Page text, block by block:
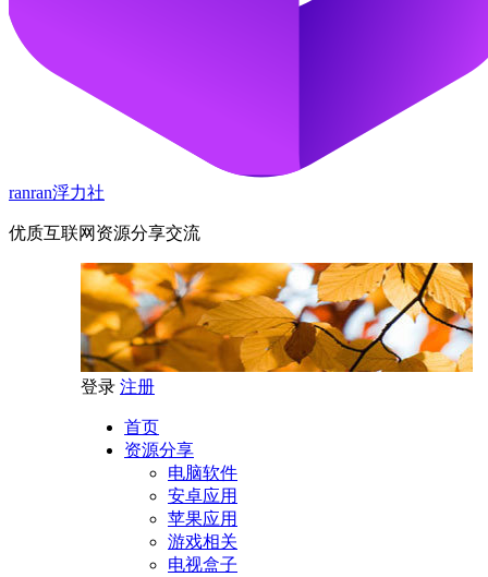
ranran浮力社
优质互联网资源分享交流
登录 注册
首页
资源分享
电脑软件
安卓应用
苹果应用
游戏相关
电视盒子